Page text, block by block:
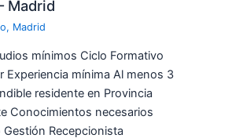
Madrid
, Madrid
mínimos Ciclo Formativo
Experiencia mínima Al menos 3
residente en Provincia
Conocimientos necesarios
Recepcionista